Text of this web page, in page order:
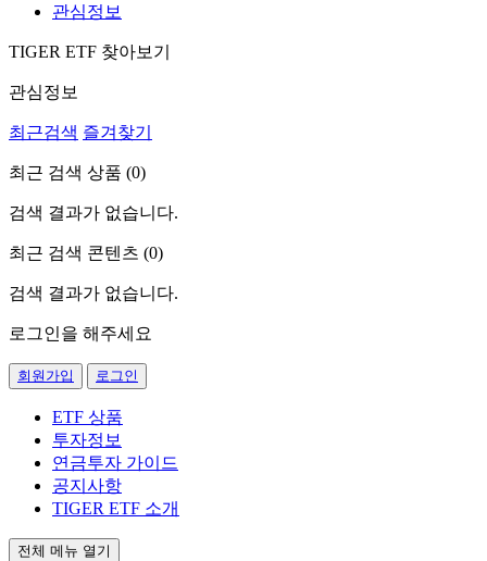
관심정보
TIGER ETF 찾아보기
관심정보
최근검색 즐겨찾기
최근 검색 상품 (0)
검색 결과가 없습니다.
최근 검색 콘텐츠 (0)
검색 결과가 없습니다.
로그인을 해주세요
회원가입 로그인
ETF 상품
투자정보
연금투자 가이드
공지사항
TIGER ETF 소개
전체 메뉴 열기